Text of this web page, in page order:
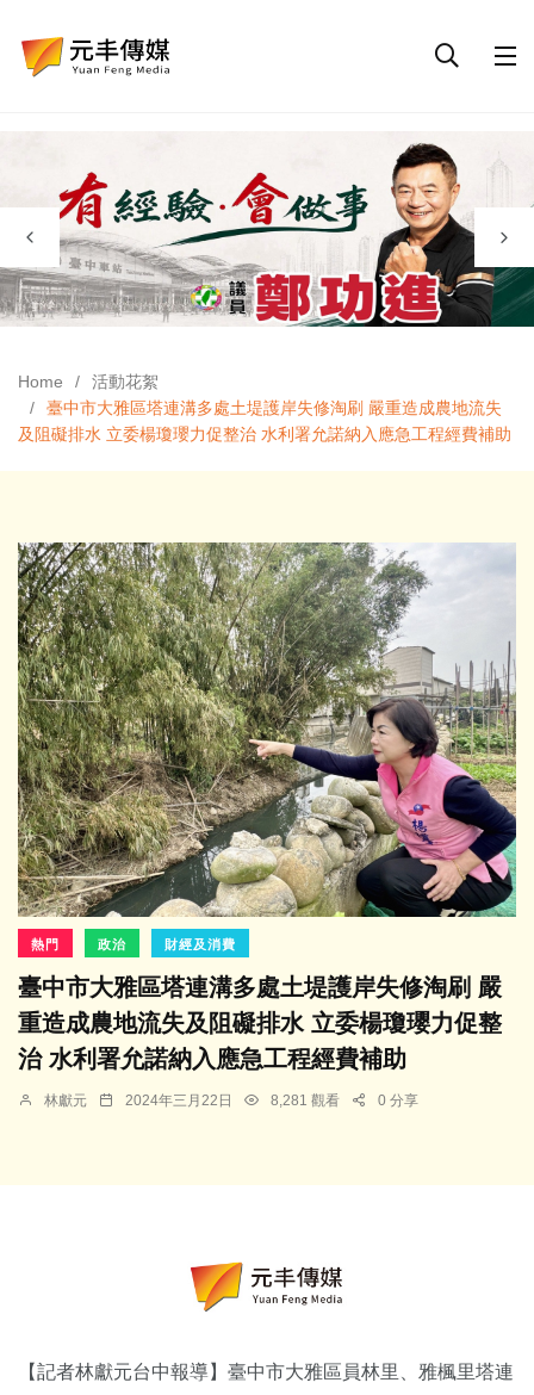
Home
活動花絮
臺中市大雅區塔連溝多處土堤護岸失修淘刷 嚴重造成農地流失
及阻礙排水 立委楊瓊瓔力促整治 水利署允諾納入應急工程經費補助
熱門 政治 財經及消費
臺中市大雅區塔連溝多處土堤護岸失修淘刷 嚴
重造成農地流失及阻礙排水 立委楊瓊瓔力促整
治 水利署允諾納入應急工程經費補助
林獻元 2024年三月22日 8,281 觀看 0 分享
【記者林獻元台中報導】臺中市大雅區員林里、雅楓里塔連